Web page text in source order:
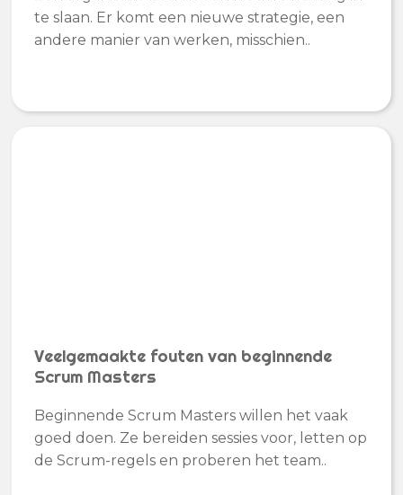
te slaan. Er komt een nieuwe strategie, een
andere manier van werken, misschien..
Veelgemaakte fouten van beginnende
Scrum Masters
Beginnende Scrum Masters willen het vaak
goed doen. Ze bereiden sessies voor, letten op
de Scrum-regels en proberen het team..